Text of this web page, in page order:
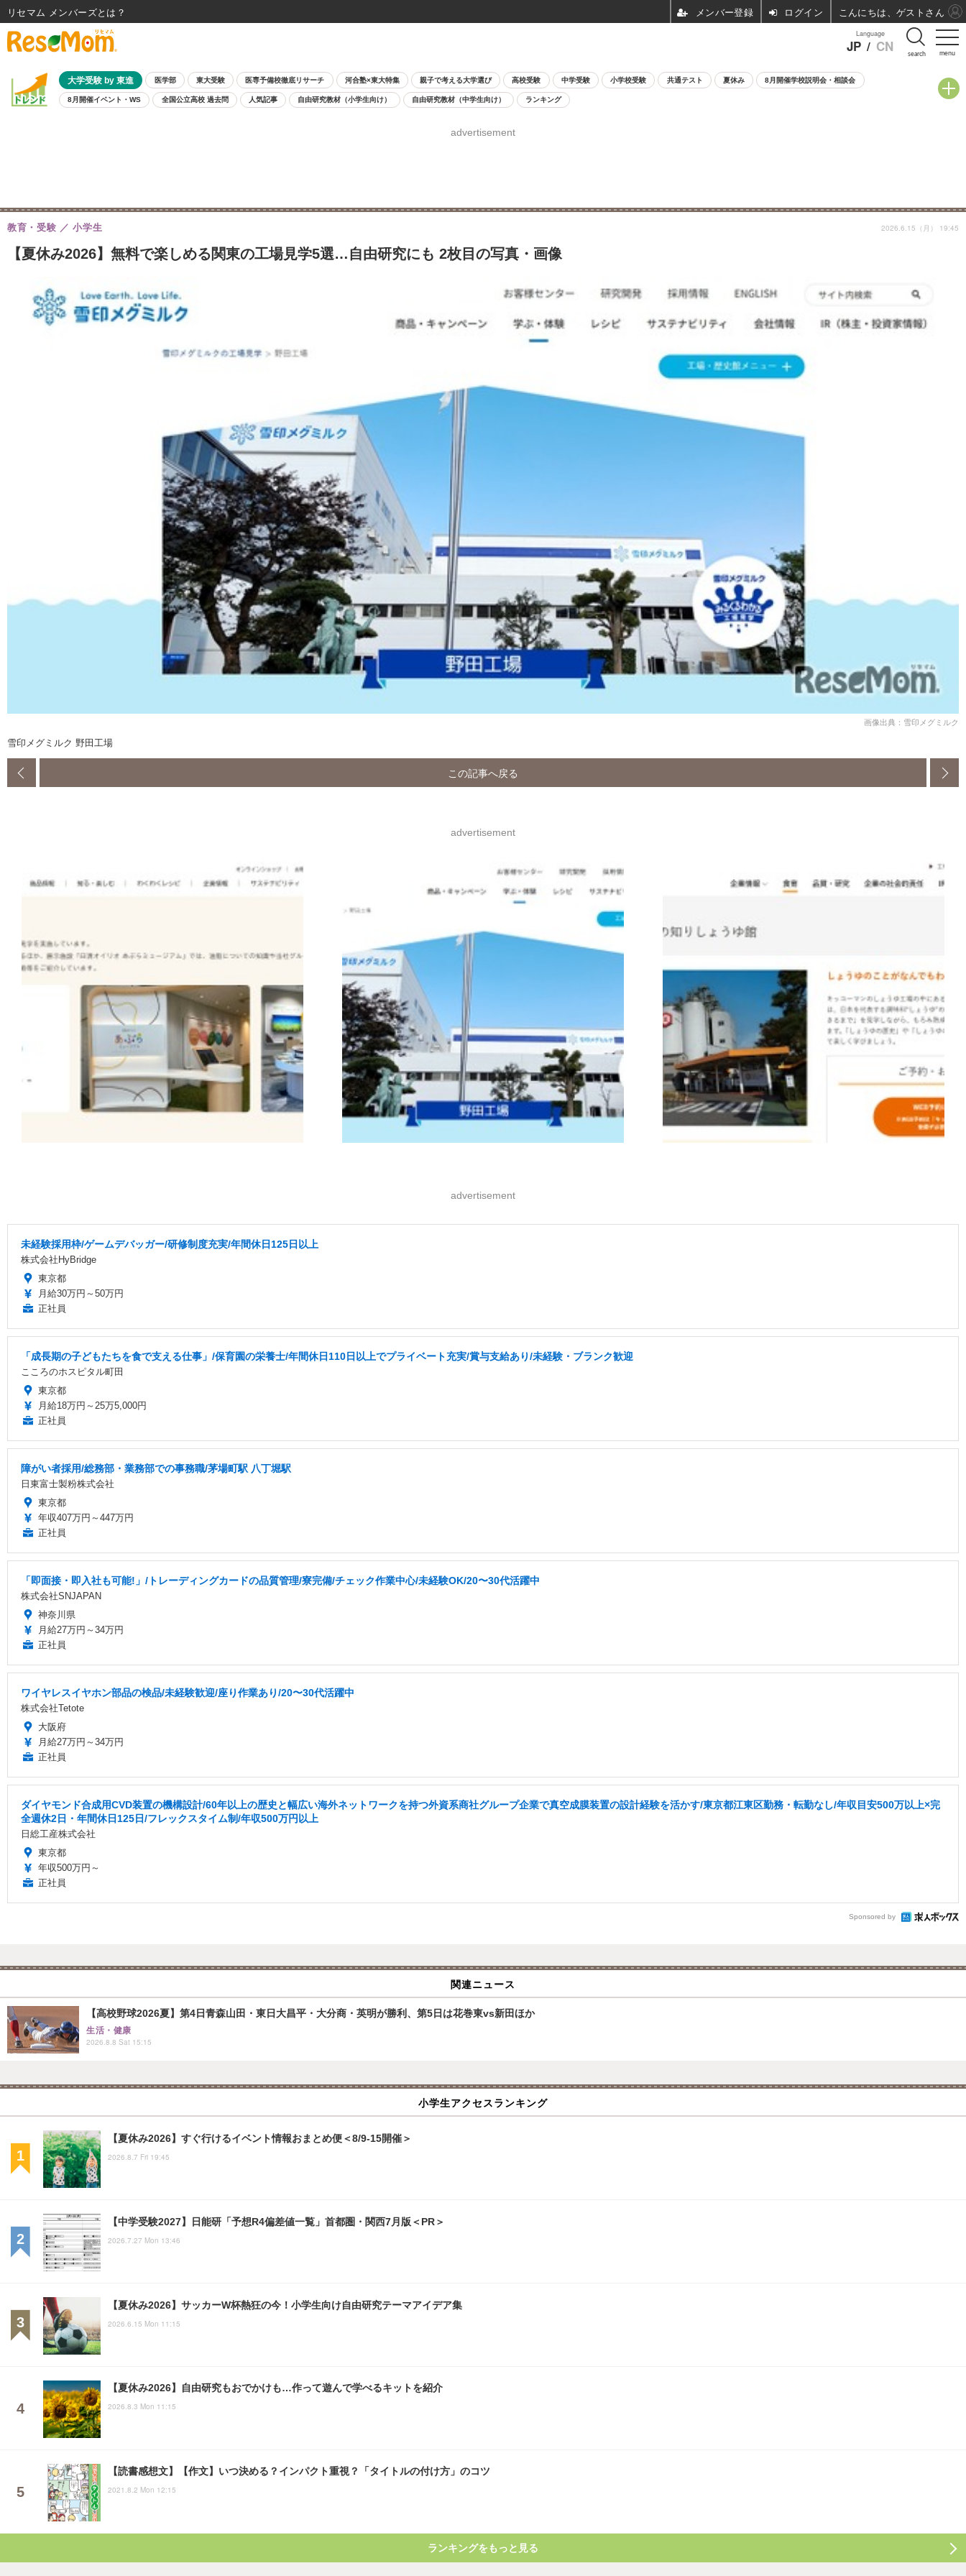
menu
Language
JP / CN search
大学受験 by 東進 医学部 東大受験 医専予備校徹底リサーチ 河合塾×東大特集 親子で考える大学選び 高校受験 中学受験 小学校受験 共通テスト 夏休み 8月開催学校説明会・相談会
8月開催イベント・WS 全国公立高校 過去問 人気記事 自由研究教材（小学生向け） 自由研究教材（中学生向け） ランキング
advertisement
【夏休み2026】無料で楽しめる関東の工場見学5選…自由研究にも 2枚目の写真・画像
教育・受験 小学生 2026.6.15（月） 19:45
画像出典：雪印メグミルク
雪印メグミルク 野田工場
この記事へ戻る
advertisement
advertisement
未経験採用枠/ゲームデバッガー/研修制度充実/年間休日125日以上
株式会社HyBridge
東京都
月給30万円～50万円
正社員
「成長期の子どもたちを食で支える仕事」/保育園の栄養士/年間休日110日以上でプライベート充実/賞与支給あり/未経験・ブランク歓迎
こころのホスピタル町田
東京都
月給18万円～25万5,000円
正社員
障がい者採用/総務部・業務部での事務職/茅場町駅 八丁堀駅
日東富士製粉株式会社
東京都
年収407万円～447万円
正社員
「即面接・即入社も可能!」/トレーディングカードの品質管理/寮完備/チェック作業中心/未経験OK/20〜30代活躍中
株式会社SNJAPAN
神奈川県
月給27万円～34万円
正社員
ワイヤレスイヤホン部品の検品/未経験歓迎/座り作業あり/20〜30代活躍中
株式会社Tetote
大阪府
月給27万円～34万円
正社員
ダイヤモンド合成用CVD装置の機構設計/60年以上の歴史と幅広い海外ネットワークを持つ外資系商社グループ企業で真空成膜装置の設計経験を活かす/東京都江東区勤務・転勤なし/年収目安500万以上×完
全週休2日・年間休日125日/フレックスタイム制/年収500万円以上
日総工産株式会社
東京都
年収500万円～
正社員
Sponsored by
関連ニュース
【高校野球2026夏】第4日青森山田・東日大昌平・大分商・英明が勝利、第5日は花巻東vs新田ほか
生活・健康
2026.8.8 Sat 15:15
小学生アクセスランキング
【夏休み2026】すぐ行けるイベント情報おまとめ便＜8/9-15開催＞
2026.8.7 Fri 19:45
【中学受験2027】日能研「予想R4偏差値一覧」首都圏・関西7月版＜PR＞
2026.7.27 Mon 13:46
【夏休み2026】サッカーW杯熱狂の今！小学生向け自由研究テーマアイデア集
2026.6.15 Mon 11:15
【夏休み2026】自由研究もおでかけも…作って遊んで学べるキットを紹介
2026.8.3 Mon 11:15
【読書感想文】【作文】いつ決める？インパクト重視？「タイトルの付け方」のコツ
2021.8.2 Mon 12:15
ランキングをもっと見る
リセマム メンバーズ ログイン こんにちは、ゲストさん